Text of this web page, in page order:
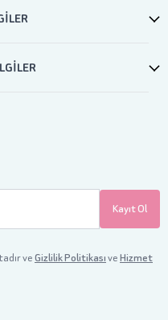
Kayıt Ol
veGizlilik PolitikasıveHizmet